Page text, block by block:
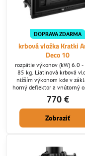
DOPRAVA ZDARMA
krbová vložka Kratki
Deco 10
rozpätie výkonov (kW) 6.0
85 kg. Liatinová krbová
nižším výkonom kde v
horný deflektor a vnútorný
šuplík.
770 €
Zobraziť